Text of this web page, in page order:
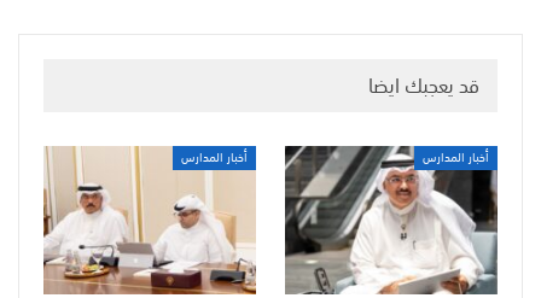
قد يعجبك ايضا
أخبار المدارس أخبار المدارس